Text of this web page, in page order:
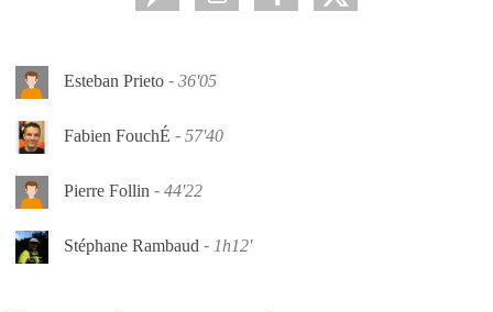
Esteban Prieto 36'05
Fabien FouchÉ 57'40
Pierre Follin 44'22
Stéphane Rambaud 1h12'